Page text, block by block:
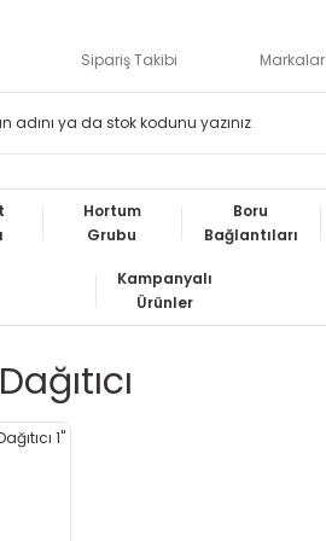
Sipariş Takibi Markalar
Hortum
Grubu
Boru
Bağlantıları
Kampanyalı
Ürünler